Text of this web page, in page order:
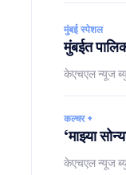
मुंबई स्पेशल
मुंबईत
केएचएल न्यूज
कल्चर +
‘माझ्या
केएचएल न्यूज